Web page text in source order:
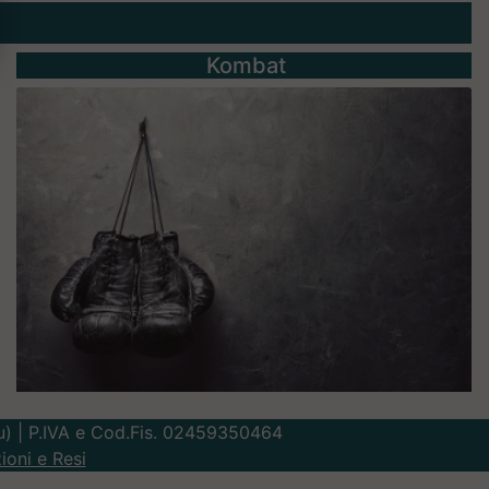
Kombat
| P.IVA e Cod.Fis. 02459350464
e Resi